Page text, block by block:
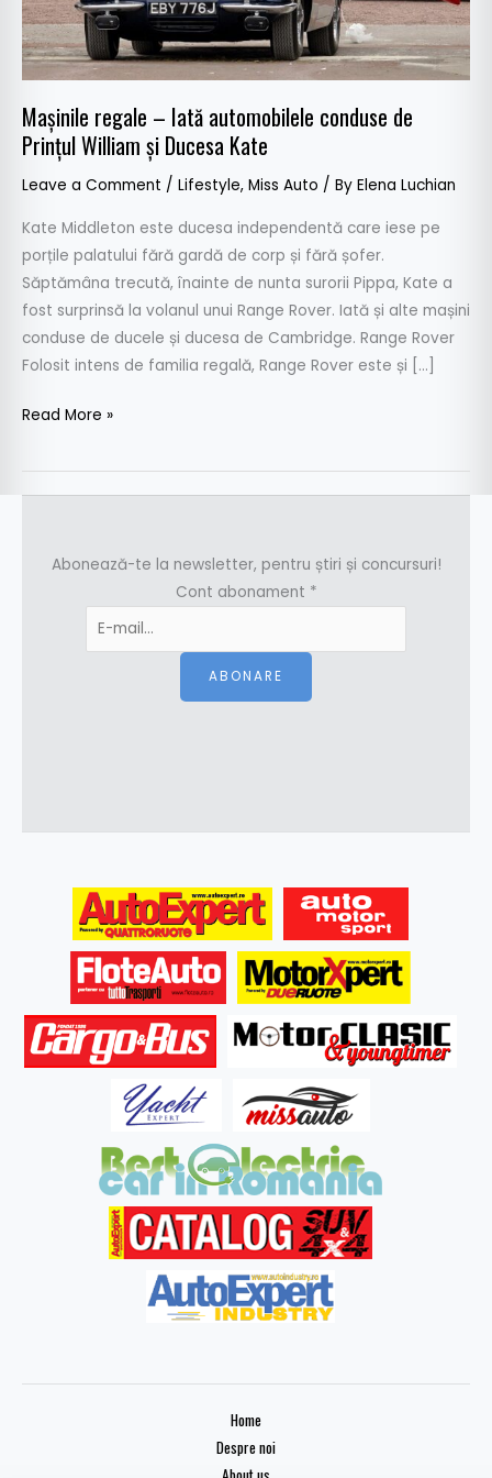
Mașinile regale – Iată automobilele conduse de
Prințul William și Ducesa Kate
Leave a Comment / Lifestyle, Miss Auto / By Elena Luchian
Kate Middleton este ducesa independentă care iese pe
porțile palatului fără gardă de corp și fără șofer.
Săptămâna trecută, înainte de nunta surorii Pippa, Kate a
fost surprinsă la volanul unui Range Rover. Iată și alte mașini
conduse de ducele și ducesa de Cambridge. Range Rover
Folosit intens de familia regală, Range Rover este și […]
Prințul
William
și
Kate
Read More »
Abonează-te la newsletter, pentru știri și concursuri!
Cont abonament *
ABONARE
Home
Despre noi